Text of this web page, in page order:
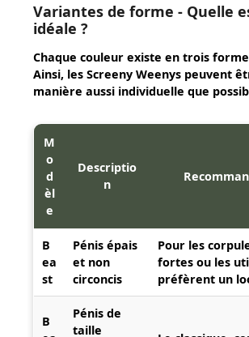
Variantes de forme - Quelle
idéale ?
Chaque couleur existe en trois
Ainsi, les Screeny Weenys peuvent
manière aussi individuelle que
M
o
d
èl
e
Descriptio
n
B
ea
st
Pénis épais
et non
circoncis
Pour les
fortes ou les
préfèrent un
B
Pénis de
taille